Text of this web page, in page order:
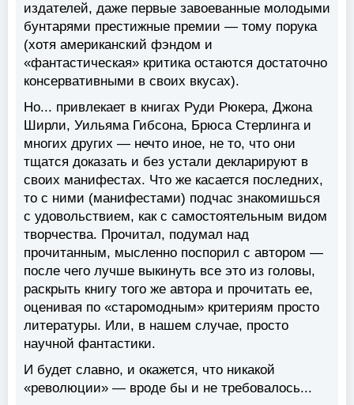
издателей, даже первые завоеванные молодыми
бунтарями престижные премии — тому порука
(хотя американский фэндом и
«фантастическая» критика остаются достаточно
консервативными в своих вкусах).
Но... привлекает в книгах Руди Рюкера, Джона
Ширли, Уильяма Гибсона, Брюса Стерлинга и
многих других — нечто иное, не то, что они
тщатся доказать и без устали декларируют в
своих манифестах. Что же касается последних,
то с ними (манифестами) подчас знакомишься
с удовольствием, как с самостоятельным видом
творчества. Прочитал, подумал над
прочитанным, мысленно поспорил с автором —
после чего лучше выкинуть все это из головы,
раскрыть книгу того же автора и прочитать ее,
оценивая по «старомодным» критериям просто
литературы. Или, в нашем случае, просто
научной фантастики.
И будет славно, и окажется, что никакой
«революции» — вроде бы и не требовалось...